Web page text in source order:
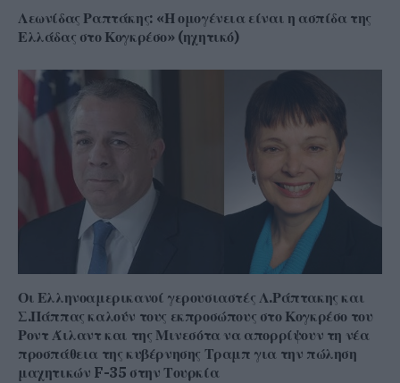
Λεωνίδας Ραπτάκης: «Η ομογένεια είναι η ασπίδα της
Ελλάδας στο Κογκρέσο» (ηχητικό)
Οι Ελληνοαμερικανοί γερουσιαστές Λ.Ράπτακης και
Σ.Πάππας καλούν τους εκπροσώπους στο Κογκρέσο του
Ροντ Άιλαντ και της Μινεσότα να απορρίψουν τη νέα
προσπάθεια της κυβέρνησης Τραμπ για την πώληση
μαχητικών F-35 στην Τουρκία